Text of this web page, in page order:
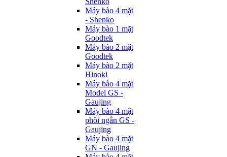
Máy bào 4 mặt
- Shenko
Máy bào 1 mặt
Goodtek
Máy bào 2 mặt
Goodtek
Máy bào 2 mặt
Hinoki
Máy bào 4 mặt
Model GS -
Gaujing
Máy bào 4 mặt
phôi ngắn GS -
Gaujing
Máy bào 4 mặt
GN - Gaujing